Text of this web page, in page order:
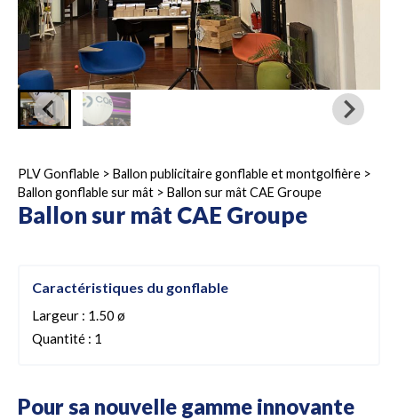
PLV Gonflable > Ballon publicitaire gonflable et montgolfière >
Ballon gonflable sur mât > Ballon sur mât CAE Groupe
Ballon sur mât CAE Groupe
Caractéristiques du gonflable
Largeur : 1.50 ø
Quantité : 1
Pour sa nouvelle gamme innovante